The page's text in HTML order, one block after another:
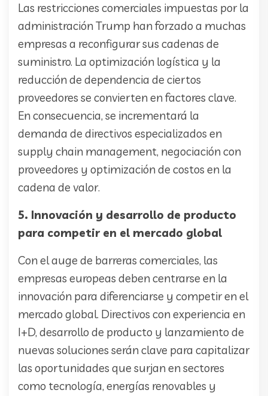
Las restricciones comerciales impuestas por la
administración Trump han forzado a muchas
empresas a reconfigurar sus cadenas de
suministro. La optimización logística y la
reducción de dependencia de ciertos
proveedores se convierten en factores clave.
En consecuencia, se incrementará la
demanda de directivos especializados en
supply chain management, negociación con
proveedores y optimización de costos en la
cadena de valor.
5. Innovación y desarrollo de producto
para competir en el mercado global
Con el auge de barreras comerciales, las
empresas europeas deben centrarse en la
innovación para diferenciarse y competir en el
mercado global. Directivos con experiencia en
I+D, desarrollo de producto y lanzamiento de
nuevas soluciones serán clave para capitalizar
las oportunidades que surjan en sectores
como tecnología, energías renovables y